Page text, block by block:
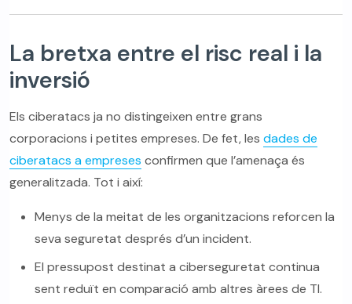
La bretxa entre el risc real i la
inversió
Els ciberatacs ja no distingeixen entre grans
corporacions i petites empreses. De fet, les dades de
ciberatacs a empreses confirmen que l’amenaça és
generalitzada. Tot i així:
Menys de la meitat de les organitzacions reforcen la
seva seguretat després d’un incident.
El pressupost destinat a ciberseguretat continua
sent reduït en comparació amb altres àrees de TI.